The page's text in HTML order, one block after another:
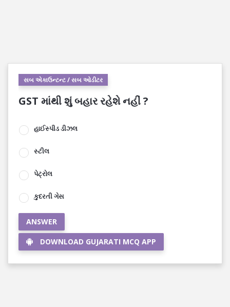
સબ એકાઉન્ટન્ટ / સબ ઓડીટર
GST માંથી શું બહાર રહેશે નહીં ?
હાઈસ્પીડ ડીઝલ
સ્ટીલ
પેટ્રોલ
કુદરતી ગેસ
ANSWER
DOWNLOAD GUJARATI MCQ APP